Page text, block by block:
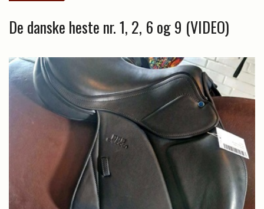
De danske heste nr. 1, 2, 6 og 9 (VIDEO)